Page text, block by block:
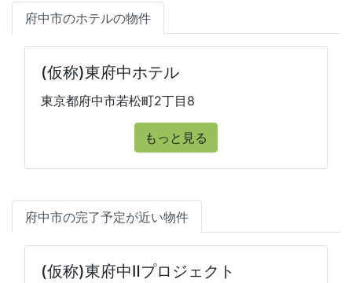
府中市のホテルの物件
(仮称)東府中ホテル
東京都府中市若松町2丁目8
もっと見る
府中市の完了予定が近い物件
(仮称)東府中Ⅱプロジェクト